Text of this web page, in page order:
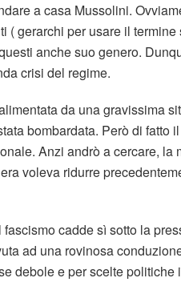
a casa Mussolini.
( gerarchi per usare il
anche suo genero.
crisi del regime.
da una gravissima
bombardata. Però di fatto
Anzi andrò a cercare, la
voleva ridurre
cadde sì sotto la
ad una rovinosa
debole e per scelte politiche